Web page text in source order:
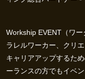
Workship EVENT（ワ
ラレルワーカー、クリ
キャリアアップするた
ーランスの方でもイベ